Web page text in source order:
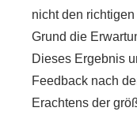
nicht den
Grund die
Dieses Ergebnis
Feedback nach
Erachtens der